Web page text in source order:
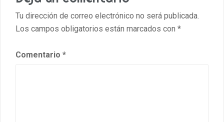
Tu dirección de correo electrónico no será publicada.
Los campos obligatorios están marcados con *
Comentario *